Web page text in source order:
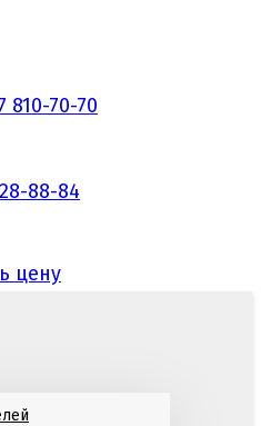
810-70-70
88-84
цену